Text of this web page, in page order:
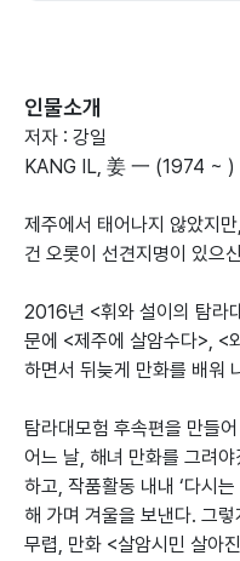
인물소개
저자 : 강일
KANG IL, 姜 一 (1974 ~ )
제주에서 태어나지 않았지
건 오롯이 선견지명이 있으
2016년 <휘와 설이의 탐라
문에 <제주에 살암수다>, <
하면서 뒤늦게 만화를 배워
탐라대모험 후속편을 만들
어느 날, 해녀 만화를 그려
하고, 작품활동 내내 ‘다시
해 가며 겨울을 보낸다. 그
무렵, 만화 <살암시민 살아